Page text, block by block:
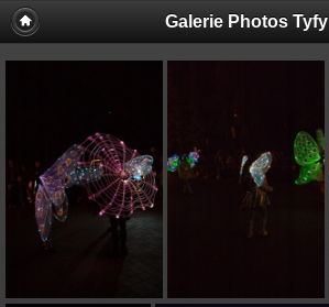
Galerie Photos Tyfy